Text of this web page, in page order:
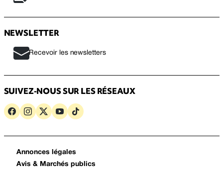
NEWSLETTER
Recevoir les newsletters
SUIVEZ-NOUS SUR LES RÉSEAUX
Annonces légales
Avis & Marchés publics